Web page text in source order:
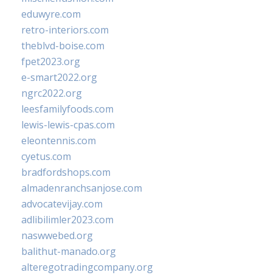
eduwyre.com
retro-interiors.com
theblvd-boise.com
fpet2023.org
e-smart2022.org
ngrc2022.org
leesfamilyfoods.com
lewis-lewis-cpas.com
eleontennis.com
cyetus.com
bradfordshops.com
almadenranchsanjose.com
advocatevijay.com
adlibilimler2023.com
naswwebed.org
balithut-manado.org
alteregotradingcompany.org